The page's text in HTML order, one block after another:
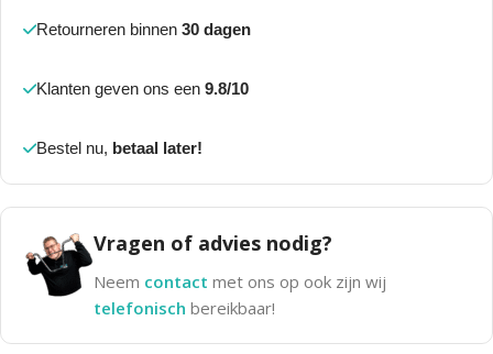
Retourneren binnen 30 dagen
Klanten geven ons een 9.8/10
Bestel nu, betaal later!
Vragen of advies nodig?
Neem contact met ons op ook zijn wij
telefonisch bereikbaar!